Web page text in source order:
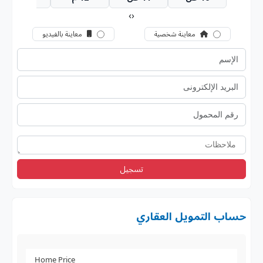
‹
›
معاينة شخصية معاينة بالفيديو
تسجيل
حساب التمويل العقاري
Home Price